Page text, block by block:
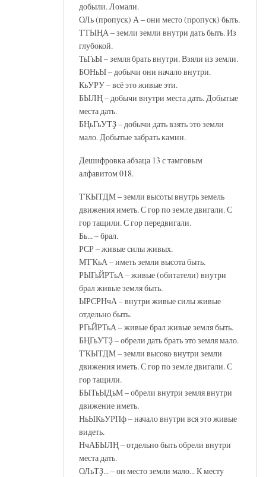
добыли. Ломали.
ОЛь (пропуск) А – они место (пропуск) быть.
ТТЫҢА – земли земли внутри дать быть. Из
глубокой.
ТьГьЫ – земля брать внутри. Взяли из земли.
БОНьЫ – добычи они начало внутри.
КьУРУ – всё это живые эти.
БЫЛҢ – добычи внутри места дать. Добытые
места дать.
БҢьГьУТҘ – добычи дать взять это земли
мало. Добытые забрать камни.
Дешифровка абзаца 13 с тамговым
алфавитом 018.
ТҠЫТДМ – земли высоты внутрь земель
движения иметь. С гор по земле двигали. С
гор тащили. С гор передвигали.
Бь... – брал.
РСР – живые силы живых.
МТҠьА – иметь земли высота быть.
РЫГьЙРТьА – живые (обитатели) внутри
брал живые земля быть.
ЫРСРНчА – внутри живые силы живые
отдельно быть.
РГьЙРТьА – живые брал живые земля быть.
БҢГьУТҘ – обрели дать брать это земля мало.
ТҠЫТДМ – земли высоко внутри земли
движения иметь. С гор по земле двигали. С
гор тащили.
БЫТьЫДьМ – обрели внутри земля внутри
движение иметь.
НьЫКьУРПф – начало внутри вся это живые
видеть.
НчАБЫЛҢ – отдельно быть обрели внутри
места дать.
ОЛьТҘ... – он место земли мало... К месту